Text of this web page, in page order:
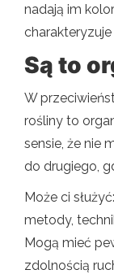
nadają im kolor
Są to
W
rośliny to
sensie, że nie
do drugiego,
Może ci
metody,
Mogą mieć
zdolnością